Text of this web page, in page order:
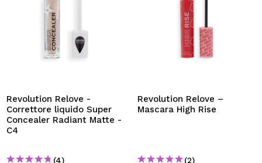
Revolution Relove -
Correttore liquido Super
Concealer Radiant Matte -
C4
(4)
Revolution Relove –
Mascara High Rise
(2)